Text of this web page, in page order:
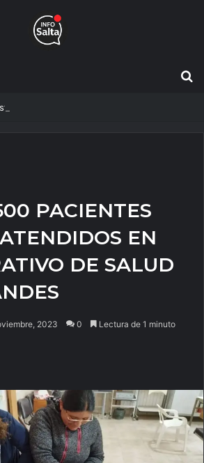
PACIENTES
EN
DE SALUD
2023 0 Lectura de 1 minuto